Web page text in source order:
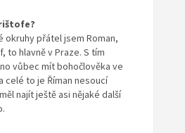
okruhy přátel jsem Roman,
to hlavně v Praze. S tím
vůbec mít bohočlověka ve
celé to je Říman nesoucí
najít ještě asi nějaké další